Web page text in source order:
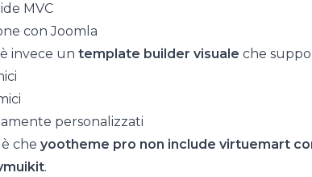
MVC
con Joomla
è invece un template builder visuale che
personalizzati
che yootheme pro non include virtuemart
.